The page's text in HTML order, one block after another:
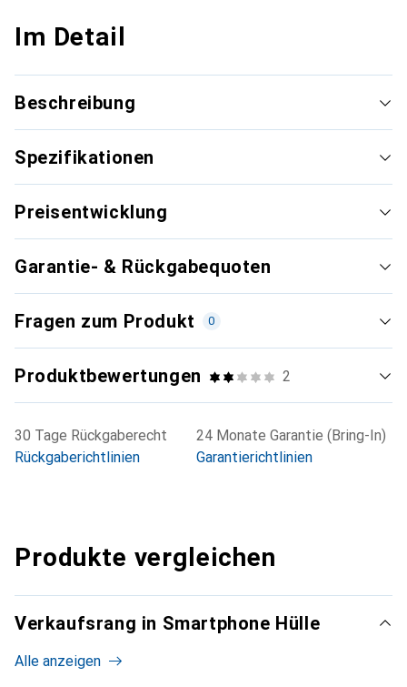
Im Detail
Beschreibung
Spezifikationen
Preisentwicklung
Garantie- & Rückgabequoten
Fragen zum Produkt 0
Produktbewertungen 2
30 Tage Rückgaberecht
Rückgaberichtlinien
24 Monate Garantie (Bring-In)
Garantierichtlinien
Produkte vergleichen
Verkaufsrang in Smartphone Hülle
Alle anzeigen